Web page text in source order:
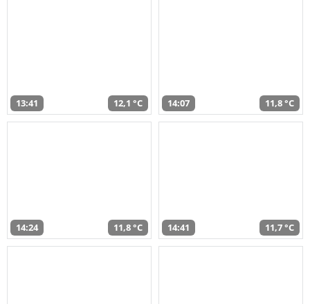
13:41 12,1 °C 14:07 11,8 °C
14:24 11,8 °C 14:41 11,7 °C